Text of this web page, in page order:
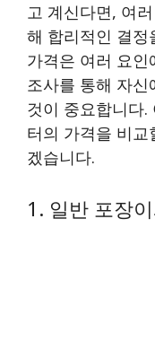
고 계신다면, 여
해 합리적인 결정
가격은 여러 요
조사를 통해 자
것이 중요합니다.
터의 가격을 비
겠습니다.
1. 일반 포장